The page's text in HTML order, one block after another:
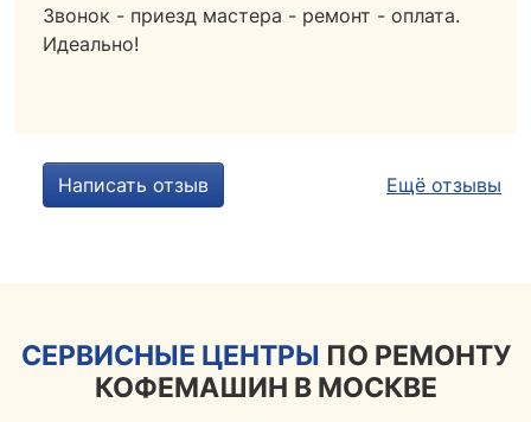
Звонок - приезд мастера - ремонт - оплата.
Идеально!
Написать отзыв Ещё отзывы
СЕРВИСНЫЕ ЦЕНТРЫ ПО РЕМОНТУ
КОФЕМАШИН В МОСКВЕ